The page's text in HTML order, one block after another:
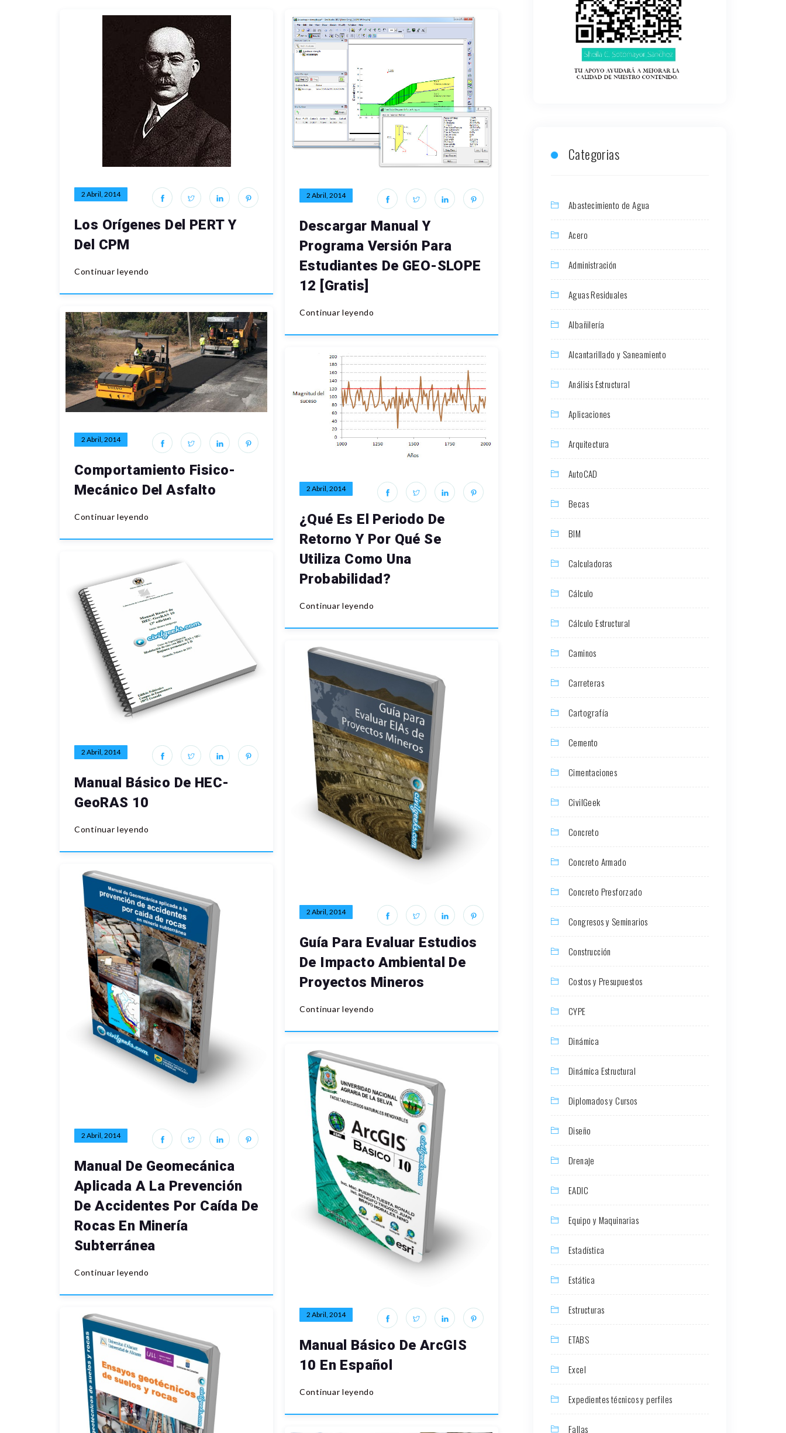
2 Abril, 2014
Los Orígenes Del PERT Y
Del CPM
Continuar leyendo
2 Abril, 2014
Descargar Manual Y
Programa Versión Para
Estudiantes De GEO-SLOPE
12 [Gratis]
Continuar leyendo
2 Abril, 2014
Comportamiento Fisico-
Mecánico Del Asfalto
Continuar leyendo
2 Abril, 2014
¿Qué Es El Periodo De
Retorno Y Por Qué Se
Utiliza Como Una
Probabilidad?
Continuar leyendo
2 Abril, 2014
Manual Básico De HEC-
GeoRAS 10
Continuar leyendo
2 Abril, 2014
Guía Para Evaluar Estudios
De Impacto Ambiental De
Proyectos Mineros
Continuar leyendo
2 Abril, 2014
Manual De Geomecánica
Aplicada A La Prevención
De Accidentes Por Caída De
Rocas En Minería
Subterránea
Continuar leyendo
2 Abril, 2014
Manual Básico De ArcGIS
10 En Español
Continuar leyendo
Categorias
Abastecimiento de Agua
Acero
Administración
Aguas Residuales
Albañilería
Alcantarillado y Saneamiento
Análisis Estructural
Aplicaciones
Arquitectura
AutoCAD
Becas
BIM
Calculadoras
Cálculo
Cálculo Estructural
Caminos
Carreteras
Cartografía
Cemento
Cimentaciones
CivilGeek
Concreto
Concreto Armado
Concreto Presforzado
Congresos y Seminarios
Construcción
Costos y Presupuestos
CYPE
Dinámica
Dinámica Estructural
Diplomados y Cursos
Diseño
Drenaje
EADIC
Equipo y Maquinarias
Estadística
Estática
Estructuras
ETABS
Excel
Expedientes técnicos y perfiles
Fallas